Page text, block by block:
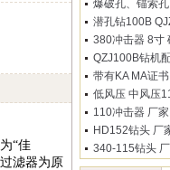
“佳
滤器为原
爆破孔、锚索
潜孔钻100B
380冲击器 8寸
QZJ100B钻机
带有KA MA证
低风压 中风压
110冲击器 厂
HD152钻头 厂
340-115钻头